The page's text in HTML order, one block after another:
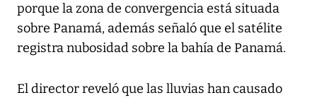
porque la zona de convergencia está situada
sobre Panamá, además señaló que el satélite
registra nubosidad sobre la bahía de Panamá.
El director reveló que las lluvias han causado